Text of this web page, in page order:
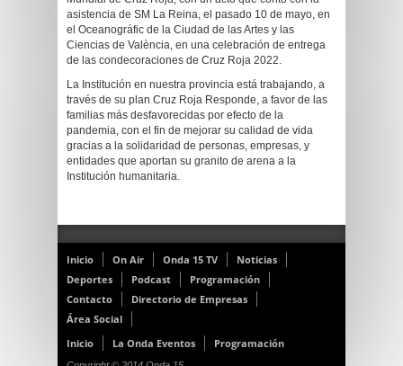
asistencia de SM La Reina, el pasado 10 de mayo, en
el Oceanográfic de la Ciudad de las Artes y las
Ciencias de València, en una celebración de entrega
de las condecoraciones de Cruz Roja 2022.
La Institución en nuestra provincia está trabajando, a
través de su plan Cruz Roja Responde, a favor de las
familias más desfavorecidas por efecto de la
pandemia, con el fin de mejorar su calidad de vida
gracias a la solidaridad de personas, empresas, y
entidades que aportan su granito de arena a la
Institución humanitaria.
Inicio On Air Onda 15 TV
Noticias
Deportes
Podcast
Programación
Contacto
Directorio de Empresas
Área Social
Inicio
La Onda Eventos Programación